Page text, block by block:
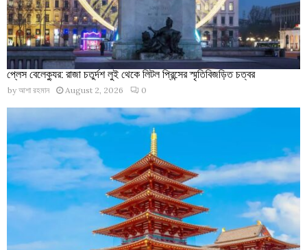
প্লেস বেলেক্যুর: রাজা চতুর্দশ লুই থেকে লিটল প্রিন্সের স্মৃতিবিজড়িত চত্বর
by আশা রহমান August 2, 2026 0